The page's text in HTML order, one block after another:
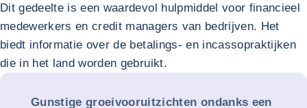
Dit gedeelte is een waardevol hulpmiddel voor financieel
medewerkers en credit managers van bedrijven. Het
biedt informatie over de betalings- en incassopraktijken
die in het land worden gebruikt.
Gunstige groeivooruitzichten ondanks een